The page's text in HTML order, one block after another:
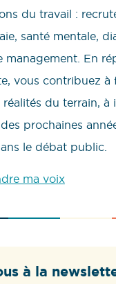
du travail :
santé mentale,
management. En
vous contribuez à
réalités du terrain, à
prochaines
le débat public.
ma voix
à la